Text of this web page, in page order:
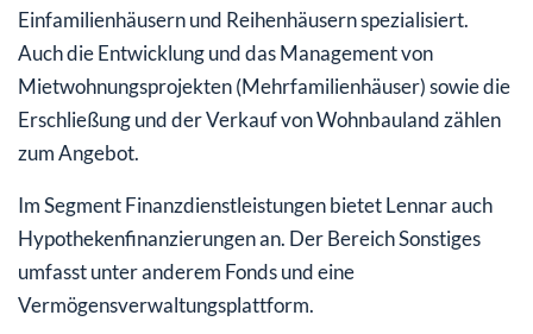
Einfamilienhäusern und Reihenhäusern spezialisiert.
Auch die Entwicklung und das Management von
Mietwohnungsprojekten (Mehrfamilienhäuser) sowie die
Erschließung und der Verkauf von Wohnbauland zählen
zum Angebot.
Im Segment Finanzdienstleistungen bietet Lennar auch
Hypothekenfinanzierungen an. Der Bereich Sonstiges
umfasst unter anderem Fonds und eine
Vermögensverwaltungsplattform.